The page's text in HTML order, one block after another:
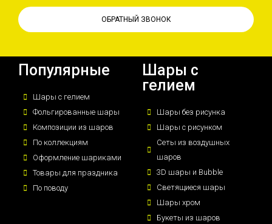
ОБРАТНЫЙ ЗВОНОК
Популярные
Шары с гелием
Фольгированные шары
Композиции из шаров
По коллекциям
Оформление шариками
Товары для праздника
По поводу
Шары с
гелием
Шары без рисунка
Шары с рисунком
Сеты из воздушных
шаров
3D шары и Bubble
Светящиеся шары
Шары хром
Букеты из шаров